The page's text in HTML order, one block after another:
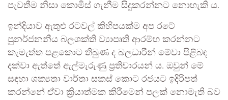
පැවතීම නිසා කොමිස් ගැනීම සිදුකරන්නට නොහැකි ය.
ඉන්දියාව ඇතුළු රටවල් කිහිපයක්ම අප රටේ
පුනර්ජනනීය බලශක්ති ව්‍යාපෘති ආරම්භ කරන්නට
කැමැත්ත පළකොට තිබුණ ද බලධාරීන් මේවා පිළිබඳ
දක්වා ඇත්තේ ඇල්මැරුණු ප්‍රතිචාරයන් ය. ඔවුන් මේ
සඳහා ශක්‍යතා වාර්තා සකස් කොට රජයට ඉදිරිපත්
කරන්නේ ඒවා ක්‍රියාත්මක කිරීමෙන් පලක් නොමැති බව